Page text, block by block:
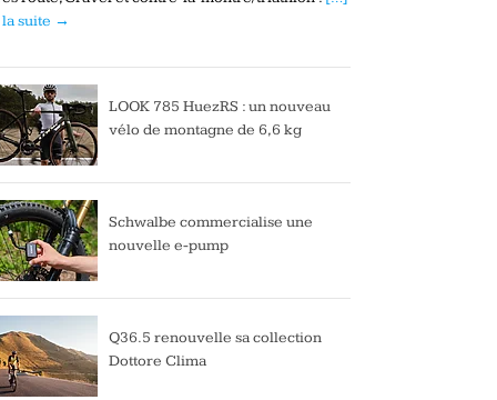
suite →
LOOK 785 HuezRS : un nouveau
vélo de montagne de 6,6 kg
Schwalbe commercialise une
nouvelle e-pump
Q36.5 renouvelle sa collection
Dottore Clima